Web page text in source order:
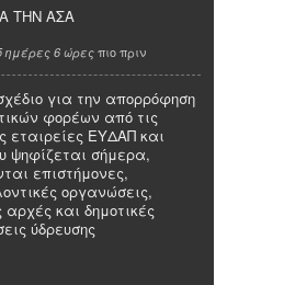
ΤΗΝ ΑΣΑ
ημέρες 6 ώρες πιο πριν
για την απορρόφηση
φορέων από τις
εταιρείες ΕΥΔΑΠ και
ψηφίζεται σήμερα,
επιστήμονες,
οργανώσεις,
αρχές και δημοτικές
ύδρευσης